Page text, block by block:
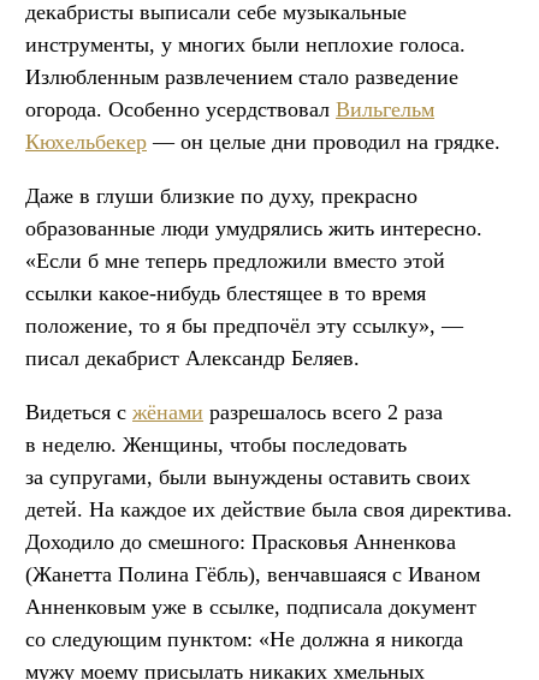
декабристы выписали себе музыкальные
инструменты, у многих были неплохие голоса.
Излюбленным развлечением стало разведение
огорода. Особенно усердствовал Вильгельм
Кюхельбекер — он целые дни проводил на грядке.
Даже в глуши близкие по духу, прекрасно
образованные люди умудрялись жить интересно.
«Если б мне теперь предложили вместо этой
ссылки какое-нибудь блестящее в то время
положение, то я бы предпочёл эту ссылку», —
писал декабрист Александр Беляев.
Видеться с жёнами разрешалось всего 2 раза
в неделю. Женщины, чтобы последовать
за супругами, были вынуждены оставить своих
детей. На каждое их действие была своя директива.
Доходило до смешного: Прасковья Анненкова
(Жанетта Полина Гёбль), венчавшаяся с Иваном
Анненковым уже в ссылке, подписала документ
со следующим пунктом: «Не должна я никогда
мужу моему присылать никаких хмельных